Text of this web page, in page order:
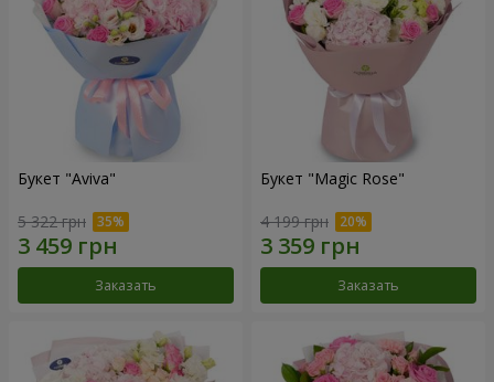
Букет "Aviva"
5 322 грн
Заказать
Букет "Magic Rose"
4 199 грн
Заказать